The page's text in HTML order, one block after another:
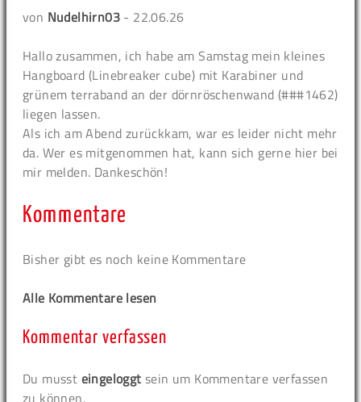
von Nudelhirn03 - 22.06.26
Hallo zusammen, ich habe am Samstag mein kleines
Hangboard (Linebreaker cube) mit Karabiner und
grünem terraband an der dörnröschenwand (###1462)
liegen lassen.
Als ich am Abend zurückkam, war es leider nicht mehr
da. Wer es mitgenommen hat, kann sich gerne hier bei
mir melden. Dankeschön!
Kommentare
Bisher gibt es noch keine Kommentare
Alle Kommentare lesen
Kommentar verfassen
Du musst eingeloggt sein um Kommentare verfassen
zu können.